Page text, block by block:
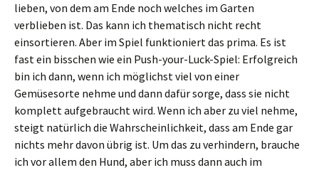
lieben, von dem am Ende noch welches im Garten
verblieben ist. Das kann ich thematisch nicht recht
einsortieren. Aber im Spiel funktioniert das prima. Es ist
fast ein bisschen wie ein Push-your-Luck-Spiel: Erfolgreich
bin ich dann, wenn ich möglichst viel von einer
Gemüsesorte nehme und dann dafür sorge, dass sie nicht
komplett aufgebraucht wird. Wenn ich aber zu viel nehme,
steigt natürlich die Wahrscheinlichkeit, dass am Ende gar
nichts mehr davon übrig ist. Um das zu verhindern, brauche
ich vor allem den Hund, aber ich muss dann auch im